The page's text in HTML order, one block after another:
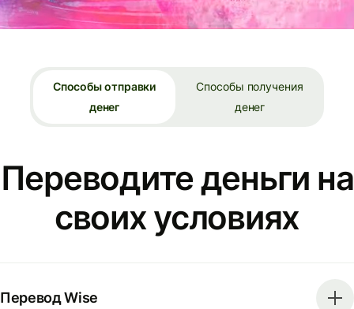
Способы отправки
денег
Способы получения
денег
Переводите деньги на
своих условиях
Перевод Wise